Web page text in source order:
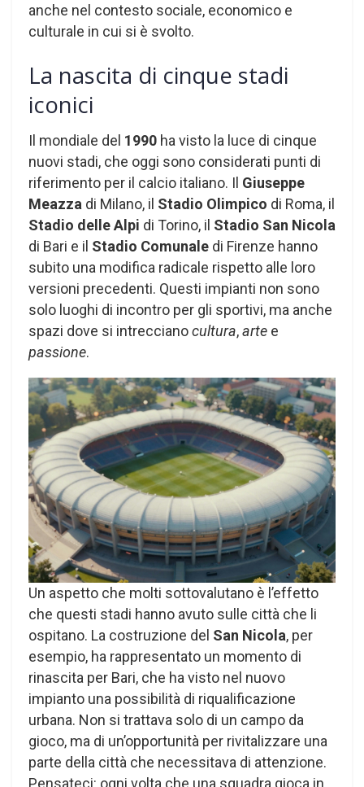
anche nel contesto sociale, economico e
culturale in cui si è svolto.
La nascita di cinque stadi
iconici
Il mondiale del 1990 ha visto la luce di cinque
nuovi stadi, che oggi sono considerati punti di
riferimento per il calcio italiano. Il Giuseppe
Meazza di Milano, il Stadio Olimpico di Roma, il
Stadio delle Alpi di Torino, il Stadio San Nicola
di Bari e il Stadio Comunale di Firenze hanno
subito una modifica radicale rispetto alle loro
versioni precedenti. Questi impianti non sono
solo luoghi di incontro per gli sportivi, ma anche
spazi dove si intreccianocultura,arte e
passione.
Un aspetto che molti sottovalutano è l’effetto
che questi stadi hanno avuto sulle città che li
ospitano. La costruzione del San Nicola, per
esempio, ha rappresentato un momento di
rinascita per Bari, che ha visto nel nuovo
impianto una possibilità di riqualificazione
urbana. Non si trattava solo di un campo da
gioco, ma di un’opportunità per rivitalizzare una
parte della città che necessitava di attenzione.
Pensateci: ogni volta che una squadra gioca in